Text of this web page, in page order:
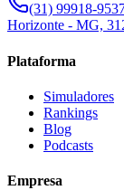
(31) 99918-
Horizonte - MG,
Plataforma
Simuladores
Rankings
Blog
Podcasts
Empresa